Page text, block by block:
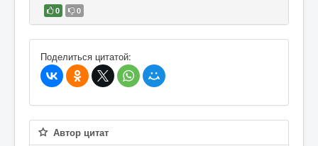
0 0
В избранное
Поделиться цитатой:
Автор цитат